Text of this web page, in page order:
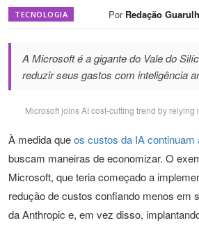
TECNOLOGIA Por Redação
A Microsoft é a gigante do Vale do
reduzir seus gastos com inteligência
Microsoft joins AI cost-cutting trend by
À medida queos custos da IA continuam
buscam maneiras de economizar. O
Microsoft, que teria começado a
redução de custos confiando menos em
da Anthropic e, em vez disso,